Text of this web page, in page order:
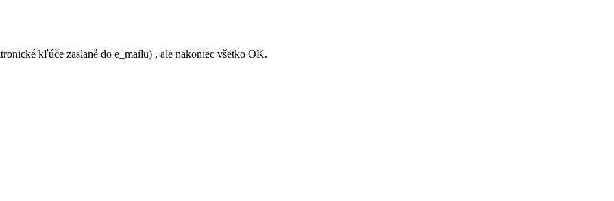
kľúče zaslané do e_mailu) , ale nakoniec všetko OK.